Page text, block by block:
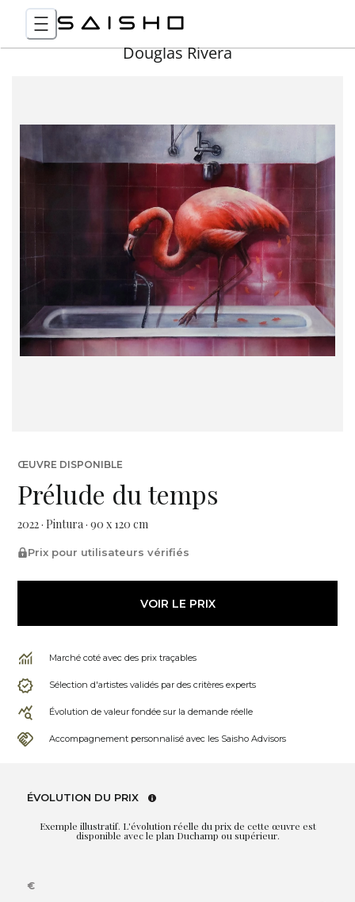
Douglas Rivera
ŒUVRE DISPONIBLE
Prélude du temps
2022 · Pintura · 90 x 120 cm
Prix pour utilisateurs vérifiés
VOIR LE PRIX
Marché coté avec des prix traçables
Sélection d'artistes validés par des critères experts
Évolution de valeur fondée sur la demande réelle
Accompagnement personnalisé avec les Saisho Advisors
ÉVOLUTION DU PRIX
Exemple illustratif. L'évolution réelle du prix de cette œuvre est
disponible avec le plan Duchamp ou supérieur.